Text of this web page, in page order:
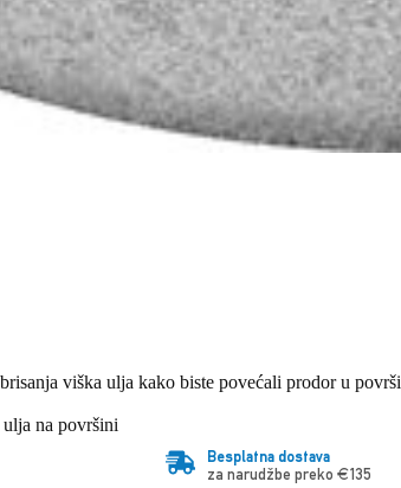
viška ulja kako biste povećali prodor u
na površini
Besplatna dostava
za narudžbe preko €135